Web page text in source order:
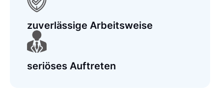
zuverlässige Arbeitsweise
seriöses Auftreten